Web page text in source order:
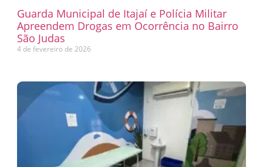
Guarda Municipal de Itajaí e Polícia Militar
Apreendem Drogas em Ocorrência no Bairro
São Judas
4 de fevereiro de 2026